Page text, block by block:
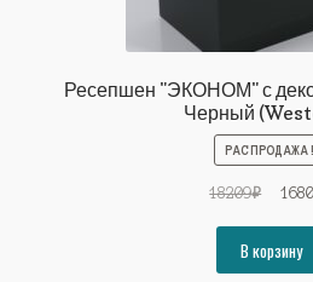
Ресепшен "ЭКОНОМ" с
Черный
РАСПРОДАЖА!
18209₽
В корзину